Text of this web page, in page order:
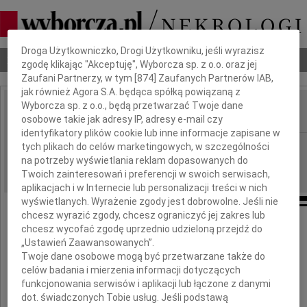
Nekrologi Odeszli Poradnik pogrzebowy
IMIĘ I NAZWISKO:
REGION: cała Polska
DATA EMISJI: 15.03.2010
Profesorowi
Jerzemu Sosze
Dbamy o Twoją prywatność
Droga Użytkowniczko, Drogi Użytkowniku, jeśli wyrazisz
zgodę klikając "Akceptuję", Wyborcza sp. z o.o. oraz jej
Zaufani Partnerzy, w tym [874 ] Zaufanych Partnerów IAB,
jak również Agora S.A. będąca spółką powiązaną z
Wyborcza sp. z o.o., będą przetwarzać Twoje dane
osobowe takie jak adresy IP, adresy e-mail czy
identyfikatory plików cookie lub inne informacje zapisane w
tych plikach do celów marketingowych, w szczególności
na potrzeby wyświetlania reklam dopasowanych do
Twoich zainteresowań i preferencji w swoich serwisach,
aplikacjach i w Internecie lub personalizacji treści w nich
wyświetlanych. Wyrażenie zgody jest dobrowolne. Jeśli nie
chcesz wyrazić zgody, chcesz ograniczyć jej zakres lub
chcesz wycofać zgodę uprzednio udzieloną przejdź do
„Ustawień Zaawansowanych”.
Twoje dane osobowe mogą być przetwarzane także do
celów badania i mierzenia informacji dotyczących
funkcjonowania serwisów i aplikacji lub łączone z danymi
dot. świadczonych Tobie usług. Jeśli podstawą